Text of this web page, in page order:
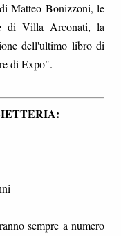
Matteo Bonizzoni, le
di Villa Arconati, la
dell'ultimo libro di
di Expo".
sempre a numero